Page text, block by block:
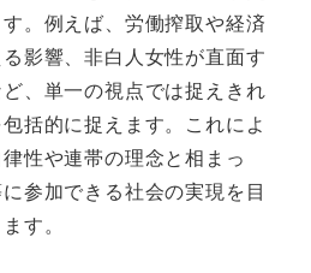
。例えば、労働搾取や経済
影響、非白人女性が直面す
、単一の視点では捉えきれ
括的に捉えます。これによ
性や連帯の理念と相まっ
参加できる社会の実現を目
す。